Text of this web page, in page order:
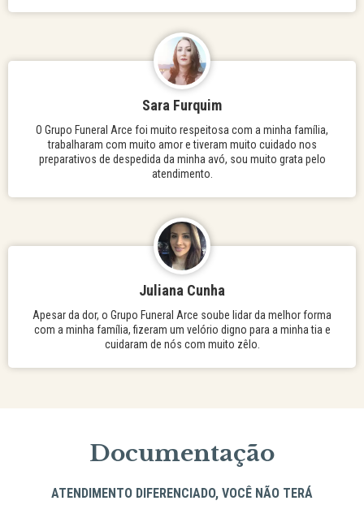
Sara Furquim
O Grupo Funeral Arce foi muito respeitosa com a minha família,
trabalharam com muito amor e tiveram muito cuidado nos
preparativos de despedida da minha avó, sou muito grata pelo
atendimento.
Juliana Cunha
Apesar da dor, o Grupo Funeral Arce soube lidar da melhor forma
com a minha família, fizeram um velório digno para a minha tia e
cuidaram de nós com muito zêlo.
Documentação
ATENDIMENTO DIFERENCIADO, VOCÊ NÃO TERÁ